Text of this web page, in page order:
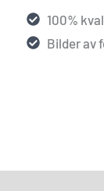
100%
Bilder av